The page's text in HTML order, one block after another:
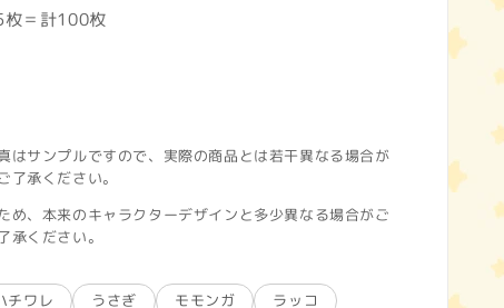
＝計100枚
はサンプルですので、実際の商品とは若干異なる場合が
了承ください。
め、本来のキャラクターデザインと多少異なる場合がご
承ください。
チワレ うさぎ モモンガ
ラッコ